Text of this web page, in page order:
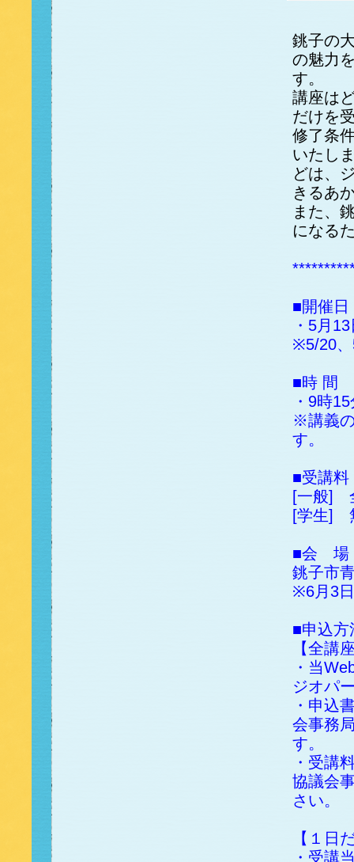
銚子の
の魅力
す。
講座は
だけを
修了条
いたし
どは、
きるあ
また、
になる
■開催
・5月
※5/20、
■時 間
・9時
※講義
す。
■受講料
[一般]
[学生]
■会
銚子市
※6月3
■申込方
【全講
・当
ジオパ
・申込
会事務
す。
・受講
協議会
さい。
【１日
・受講